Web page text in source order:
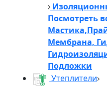
Посмотреть
Мембрана,
Подложки
Утеплители